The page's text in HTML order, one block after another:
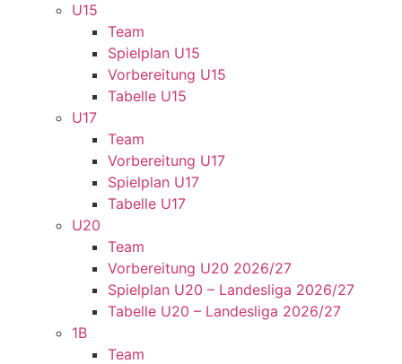
U15
Team
Spielplan U15
Vorbereitung U15
Tabelle U15
U17
Team
Vorbereitung U17
Spielplan U17
Tabelle U17
U20
Team
Vorbereitung U20 2026/27
Spielplan U20 – Landesliga 2026/27
Tabelle U20 – Landesliga 2026/27
1B
Team